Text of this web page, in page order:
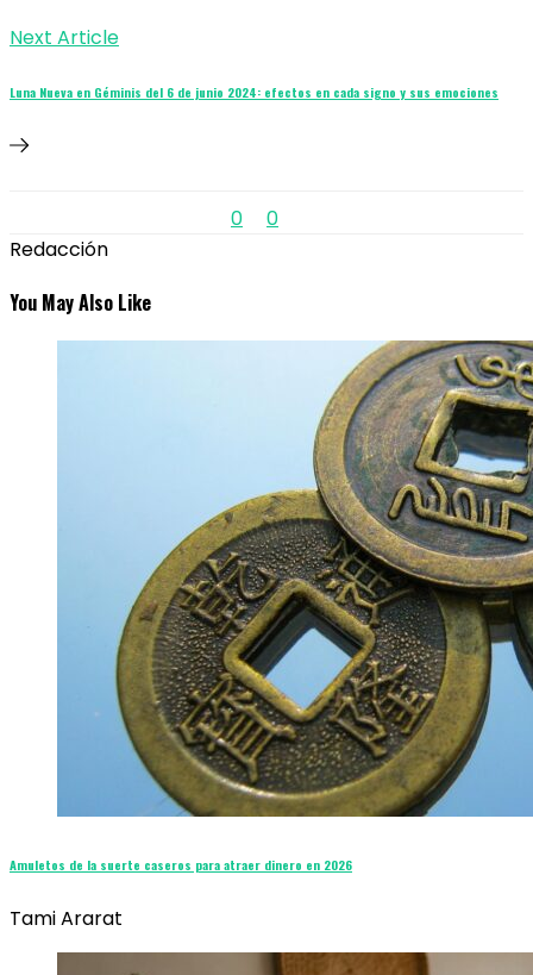
Next Article
Luna Nueva en Géminis del 6 de junio 2024: efectos en cada signo y sus emociones
0
0
Redacción
You May Also Like
Amuletos de la suerte caseros para atraer dinero en 2026
Tami Ararat